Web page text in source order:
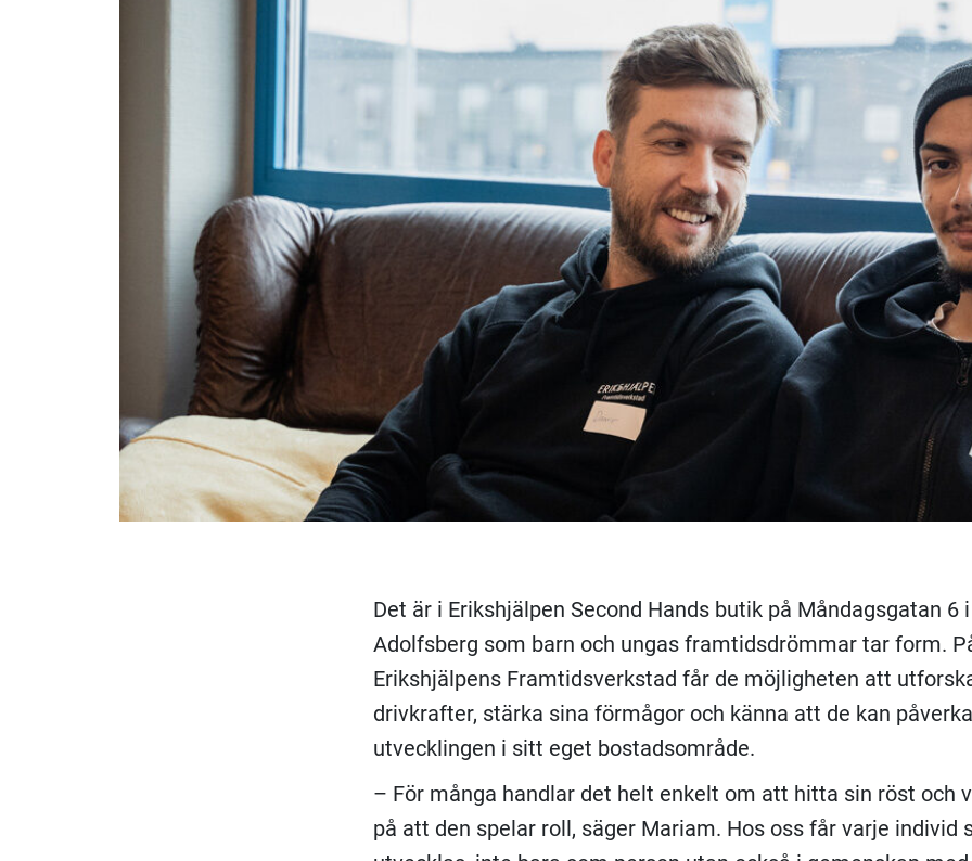
Det är i Erikshjälpen Second Hands butik på Måndagsgatan 6 i
Adolfsberg som barn och ungas framtidsdrömmar tar form.
Erikshjälpens Framtidsverkstad får de möjligheten att
drivkrafter, stärka sina förmågor och känna att de kan påverka
utvecklingen i sitt eget bostadsområde.
– För många handlar det helt enkelt om att hitta sin röst och
på att den spelar roll, säger Mariam. Hos oss får varje individ